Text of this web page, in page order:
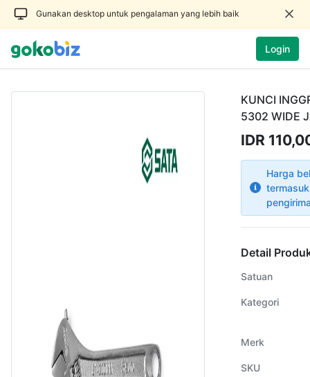
Gunakan desktop untuk pengalaman yang lebih baik
Login
KUNCI
5302 WIDE
IDR
Harga
Detail
Satuan
Kategori
Merk
SKU